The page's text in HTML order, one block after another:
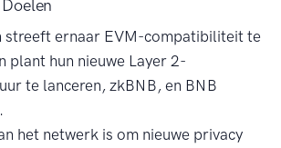
streeft ernaar EVM-compatibiliteit te
plant hun nieuwe Layer 2-
te lanceren, zkBNB, en BNB
het netwerk is om nieuwe privacy